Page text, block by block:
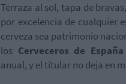
Terraza al sol, tapa de
por excelencia de cualquier
cerveza sea patrimonio
los Cerveceros de España
anual, y el titular no deja en